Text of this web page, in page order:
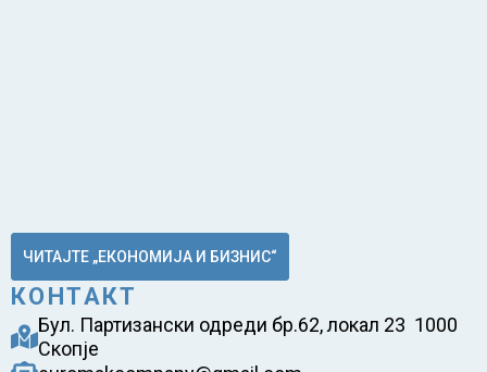
ЧИТАЈТЕ „ЕКОНОМИЈА И БИЗНИС“
КОНТАКТ
Бул. Партизански одреди бр.62, локал 23 1000
Скопје